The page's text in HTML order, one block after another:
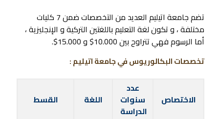
تضم جامعة اتيليم العديد من التخصصات ضمن 7 كليات
مختلفة ، و تكون لغة التعليم باللغتين التركية و الإنجليزية ،
أما الرسوم فهي تتراوح بين 10.000$ و 15.000$.
تخصصات البكالوريوس في جامعة اتيليم :
الاختصاص
عدد
سنوات
الدراسة
اللغة القسط